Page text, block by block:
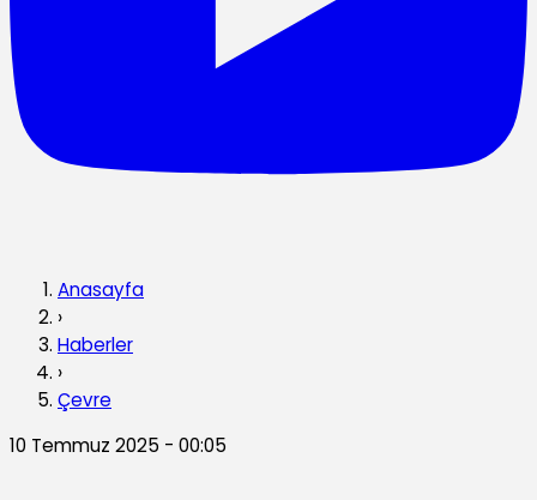
Anasayfa
›
Haberler
›
Çevre
10 Temmuz 2025 - 00:05